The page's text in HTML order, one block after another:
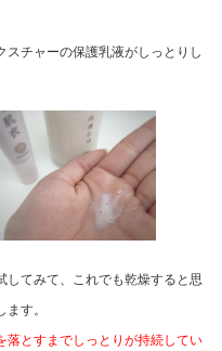
スチャーの保護乳液がしっとりし
してみて、これでも乾燥すると思
す。
落とすまでしっとりが持続してい